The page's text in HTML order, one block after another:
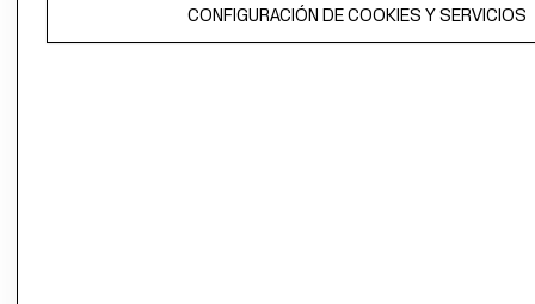
CONFIGURACIÓN DE COOKIES Y SERVICIOS